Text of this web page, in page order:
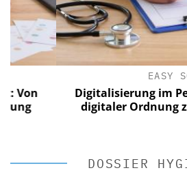
EASY
Digitalisierung im
digitaler Ordnung zur
DOSSIER